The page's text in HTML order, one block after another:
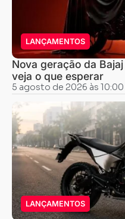
LANÇAMENTOS
Nova geração da
veja o que esperar
5 agosto de 2026 às 10:00
LANÇAMENTOS